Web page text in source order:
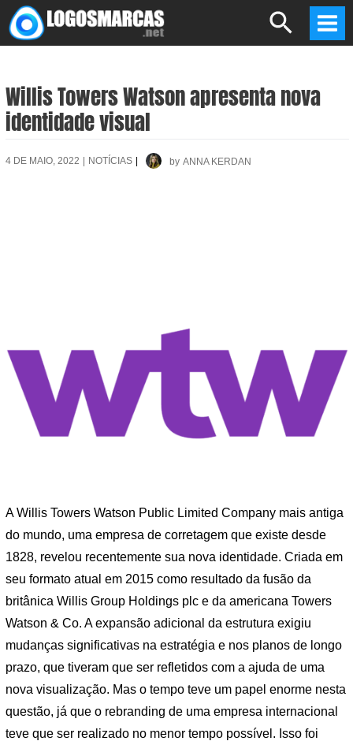
Skip
to
Search
Willis Towers Watson apresenta nova
identidade visual
4 DE MAIO, 2022 NOTÍCIAS by ANNA KERDAN
A Willis Towers Watson Public Limited Company mais antiga
do mundo, uma empresa de corretagem que existe desde
1828, revelou recentemente sua nova identidade. Criada em
seu formato atual em 2015 como resultado da fusão da
britânica Willis Group Holdings plc e da americana Towers
Watson & Co. A expansão adicional da estrutura exigiu
mudanças significativas na estratégia e nos planos de longo
prazo, que tiveram que ser refletidos com a ajuda de uma
nova visualização. Mas o tempo teve um papel enorme nesta
questão, já que o rebranding de uma empresa internacional
teve que ser realizado no menor tempo possível. Isso foi